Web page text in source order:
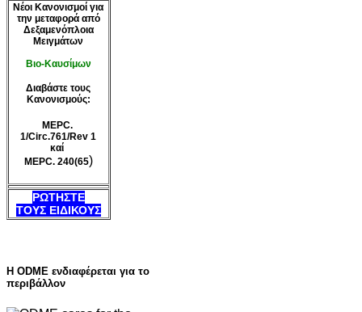
Νέοι Κανονισμοί για
την μεταφορά από
Δεξαμενόπλοια
Μειγμάτων
Βιο-Καυσίμων
Διαβάστε τους
Κανονισμούς:
MEPC.
1/Circ.761/Rev 1
καί
MEPC. 240(65)
ΡΩΤΗΣΤΕ
ΤΟΥΣ ΕΙΔΙΚΟΥΣ
Η ODME ενδιαφέρεται για το
περιβάλλον